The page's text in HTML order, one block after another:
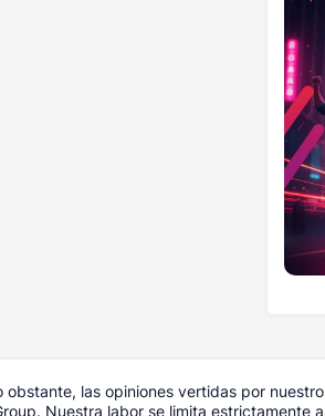
las opiniones vertidas por
Nuestra labor se limita estrictamente